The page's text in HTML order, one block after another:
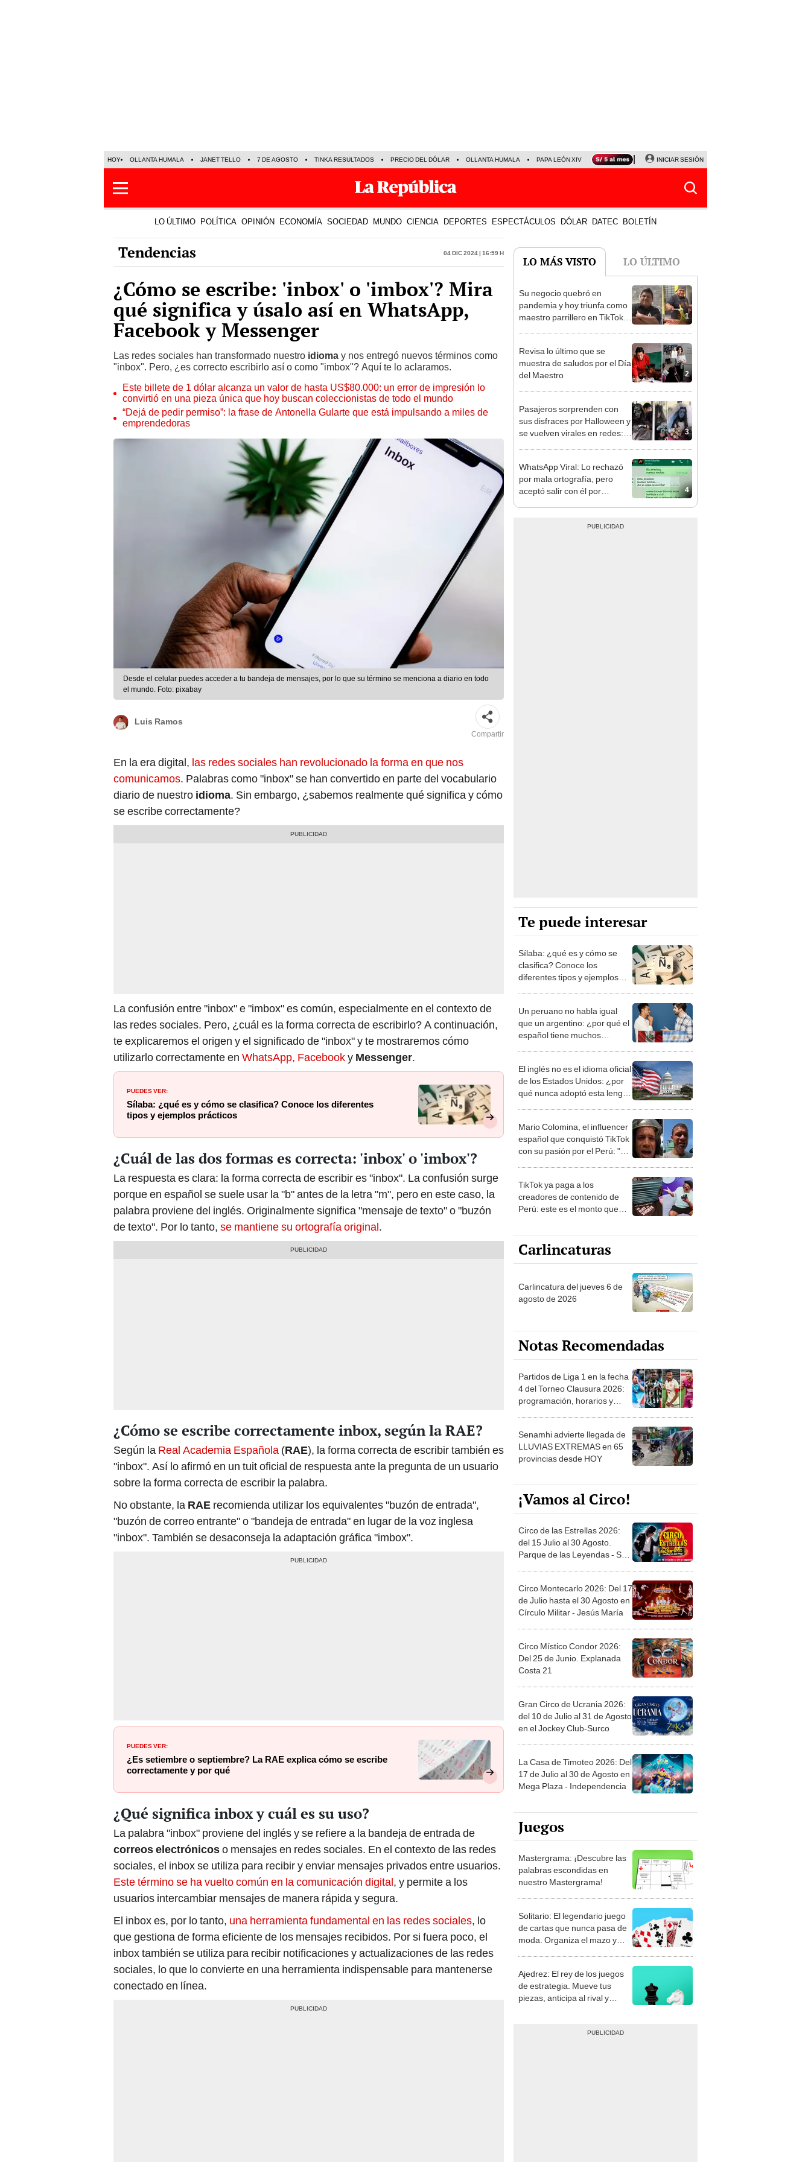
HOY OLLANTA HUMALA JANET TELLO 7 DE AGOSTO TINKA RESULTADOS PRECIO DEL DÓLAR OLLANTA HUMALA PAPA LEÓN XIV NALDY SALDAÑA LA BELLA LUZ
INICIAR SESIÓN
LO ÚLTIMO POLÍTICA OPINIÓN ECONOMÍA SOCIEDAD MUNDO CIENCIA DEPORTES ESPECTÁCULOS DÓLAR DATEC BOLETÍN
Tendencias 04 Dic 2024 | 16:59 h
¿Cómo se escribe: 'inbox' o 'imbox'? Mira
qué significa y úsalo así en WhatsApp,
Facebook y Messenger
Las redes sociales han transformado nuestro idioma y nos entregó nuevos términos como
"inbox". Pero, ¿es correcto escribirlo así o como "imbox"? Aquí te lo aclaramos.
Este billete de 1 dólar alcanza un valor de hasta US$80.000: un error de impresión lo
convirtió en una pieza única que hoy buscan coleccionistas de todo el mundo
“Dejá de pedir permiso”: la frase de Antonella Gularte que está impulsando a miles de
emprendedoras
Desde el celular puedes acceder a tu bandeja de mensajes, por lo que su término se menciona a diario en todo
el mundo. Foto: pixabay
Luis Ramos
Compartir
En la era digital, las redes sociales han revolucionado la forma en que nos
comunicamos. Palabras como "inbox" se han convertido en parte del vocabulario
diario de nuestro idioma. Sin embargo, ¿sabemos realmente qué significa y cómo
se escribe correctamente?
La confusión entre "inbox" e "imbox" es común, especialmente en el contexto de
las redes sociales. Pero, ¿cuál es la forma correcta de escribirlo? A continuación,
te explicaremos el origen y el significado de "inbox" y te mostraremos cómo
utilizarlo correctamente en WhatsApp, Facebooky Messenger.
PUEDES VER:
Sílaba: ¿qué es y cómo se clasifica? Conoce los diferentes
tipos y ejemplos prácticos
¿Cuál de las dos formas es correcta: 'inbox' o 'imbox'?
La respuesta es clara: la forma correcta de escribir es "inbox". La confusión surge
porque en español se suele usar la "b" antes de la letra "m", pero en este caso, la
palabra proviene del inglés. Originalmente significa "mensaje de texto" o "buzón
de texto". Por lo tanto, se mantiene su ortografía original.
¿Cómo se escribe correctamente inbox, según la RAE?
Según la Real Academia Española (RAE), la forma correcta de escribir también es
"inbox". Así lo afirmó en un tuit oficial de respuesta ante la pregunta de un usuario
sobre la forma correcta de escribir la palabra.
No obstante, la RAE recomienda utilizar los equivalentes "buzón de entrada",
"buzón de correo entrante" o "bandeja de entrada" en lugar de la voz inglesa
"inbox". También se desaconseja la adaptación gráfica "imbox".
PUEDES VER:
¿Es setiembre o septiembre? La RAE explica cómo se escribe
correctamente y por qué
¿Qué significa inbox y cuál es su uso?
La palabra "inbox" proviene del inglés y se refiere a la bandeja de entrada de
correos electrónicoso mensajes en redes sociales. En el contexto de las redes
sociales, el inbox se utiliza para recibir y enviar mensajes privados entre usuarios.
Este término se ha vuelto común en la comunicación digital, y permite a los
usuarios intercambiar mensajes de manera rápida y segura.
El inbox es, por lo tanto, una herramienta fundamental en las redes sociales, lo
que gestiona de forma eficiente de los mensajes recibidos. Por si fuera poco, el
inbox también se utiliza para recibir notificaciones y actualizaciones de las redes
sociales, lo que lo convierte en una herramienta indispensable para mantenerse
conectado en línea.
LO MÁS VISTO LO ÚLTIMO
1
Su negocio quebró en
pandemia y hoy triunfa como
maestro parrillero en TikTok
2
Revisa lo último que se
muestra de saludos por el Día
del Maestro
3
Pasajeros sorprenden con
sus disfraces por Halloween y
se vuelven virales en redes:
4
WhatsApp Viral: Lo rechazó
por mala ortografía, pero
aceptó salir con él por
Te puede interesar
Sílaba: ¿qué es y cómo se
clasifica? Conoce los
diferentes tipos y ejemplos
Un peruano no habla igual
que un argentino: ¿por qué el
español tiene muchos
El inglés no es el idioma oficial
de los Estados Unidos: ¿por
qué nunca adoptó esta lengua
Mario Colomina, el influencer
español que conquistó TikTok
con su pasión por el Perú: "Mi
TikTok ya paga a los
creadores de contenido de
Perú: este es el monto que
1.000 vistas
Carlincaturas
Carlincatura del jueves 6 de
agosto de 2026
Notas Recomendadas
Partidos de Liga 1 en la fecha
4 del Torneo Clausura 2026:
programación, horarios y
Senamhi advierte llegada de
LLUVIAS EXTREMAS en 65
provincias desde HOY
¡Vamos al Circo!
Circo de las Estrellas 2026:
del 15 Julio al 30 Agosto.
Parque de las Leyendas - San
Circo Montecarlo 2026: Del 17
de Julio hasta el 30 Agosto en
Círculo Militar - Jesús María
Circo Místico Condor 2026:
Del 25 de Junio. Explanada
Costa 21
Gran Circo de Ucrania 2026:
del 10 de Julio al 31 de Agosto
en el Jockey Club-Surco
La Casa de Timoteo 2026: Del
17 de Julio al 30 de Agosto en
Mega Plaza - Independencia
Juegos
Mastergrama: ¡Descubre las
palabras escondidas en
nuestro Mastergrama!
Solitario: El legendario juego
de cartas que nunca pasa de
moda. Organiza el mazo y
Ajedrez: El rey de los juegos
de estrategia. Mueve tus
piezas, anticipa al rival y